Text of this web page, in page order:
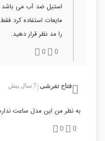
استیل ضد آب می باشد
مایعات استفاده کرد
را مد نظر قرار دهید.
0
0
فتاح تفرشی 7 سال پیش
به نظر من این مدل ساعت
0
0